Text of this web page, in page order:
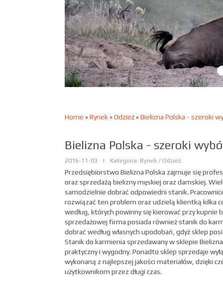
Home »Rynek»Odzież»Bielizna Polska - szeroki
Bielizna Polska - szeroki
2016-11-03 | Kategoria: Rynek / Odzież
Przedsiębiorstwo Bielizna Polska zajmuje się
oraz sprzedażą bielizny męskiej oraz damskiej.
samodzielnie dobrać odpowiedni stanik.
rozwiązać ten problem oraz udzielą klientką kilka
według, których powinny się kierować przy kupnie
sprzedażowej firma posiada również stanik do
dobrać według własnych upodobań, gdyż sklep
Stanik do karmienia sprzedawany w sklepie
praktyczny i wygodny. Ponadto sklep sprzedaje
wykonaną z najlepszej jakości materiałów, dzięki
użytkownikom przez długi czas.